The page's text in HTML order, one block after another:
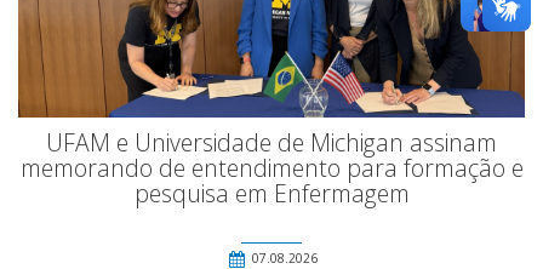
UFAM e Universidade de Michigan assinam
memorando de entendimento para formação e
pesquisa em Enfermagem
07.08.2026